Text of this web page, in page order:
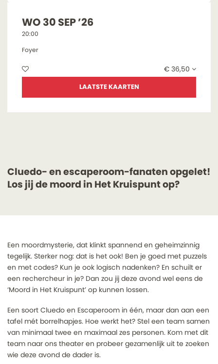
WO 30 SEP ’26
20:00
Foyer
€ 36,50
LAATSTE KAARTEN
Cluedo- en escaperoom-fanaten opgelet!
Los jij de moord in Het Kruispunt op?
Een moordmysterie, dat klinkt spannend en geheimzinnig
tegelijk. Sterker nog: dat is het ook! Ben je goed met puzzels
en met codes? Kun je ook logisch nadenken? En schuilt er
een rechercheur in je? Dan zou jij deze avond wel eens de
‘Moord in Het Kruispunt’ op kunnen lossen.
Een soort Cluedo en Escaperoom in één, maar dan aan een
tafel mét borrelhapjes. Hoe werkt het? Stel een team samen
van minimaal twee en maximaal zes personen. Kom met dit
team naar ons theater en probeer gezamenlijk uit te zoeken
wie deze avond de dader is.